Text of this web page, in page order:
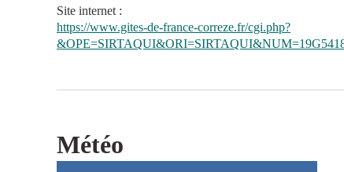
Site internet :
https://www.gites-de-france-correze.fr/cgi.php?
Météo